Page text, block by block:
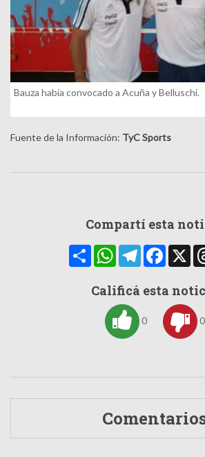
Bauza había convocado a Acuña y Belluschi.
Fuente de la Información: TyC Sports
Compartí esta
CompartirWhatsAppTelegram X
Calificá esta
0 0